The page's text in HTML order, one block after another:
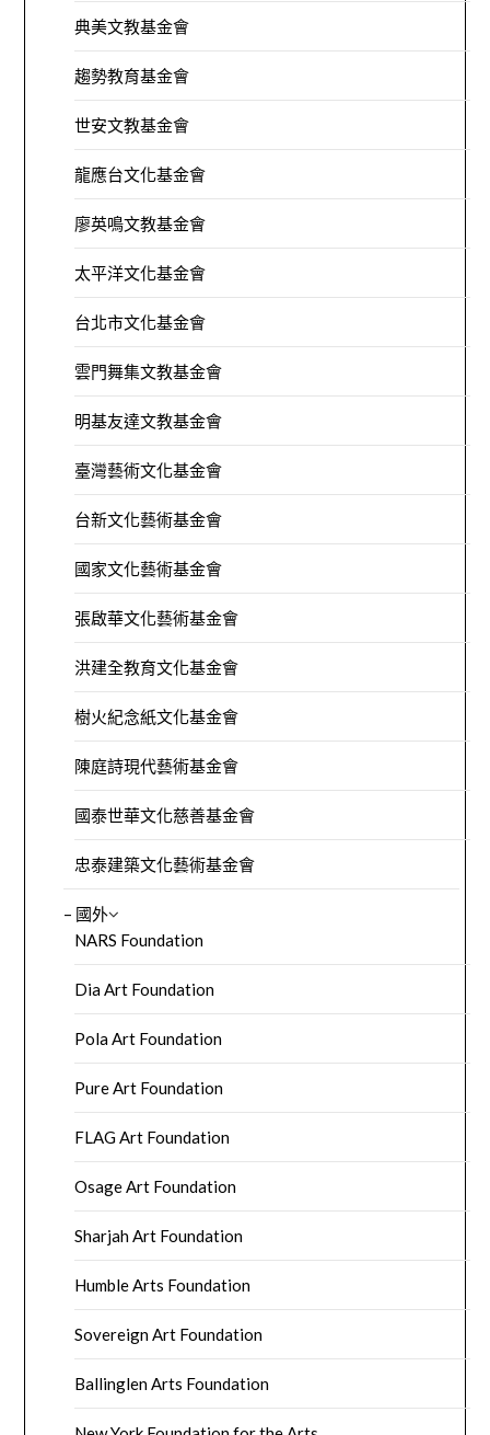
典美文教基金會
趨勢教育基金會
世安文教基金會
龍應台文化基金會
廖英鳴文教基金會
太平洋文化基金會
台北市文化基金會
雲門舞集文教基金會
明基友達文教基金會
臺灣藝術文化基金會
台新文化藝術基金會
國家文化藝術基金會
張啟華文化藝術基金會
洪建全教育文化基金會
樹火紀念紙文化基金會
陳庭詩現代藝術基金會
國泰世華文化慈善基金會
忠泰建築文化藝術基金會
– 國外
NARS Foundation
Dia Art Foundation
Pola Art Foundation
Pure Art Foundation
FLAG Art Foundation
Osage Art Foundation
Sharjah Art Foundation
Humble Arts Foundation
Sovereign Art Foundation
Ballinglen Arts Foundation